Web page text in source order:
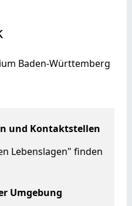
und Kontaktstellen
Lebenslagen" finden
Umgebung
Baden-Württemberg